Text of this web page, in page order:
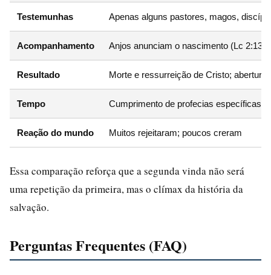
Testemunhas Apenas alguns pastores, magos,
Acompanhamento Anjos anunciam o nascimento (Lc 2:13-
Resultado Morte e ressurreição de Cristo; abertura
Tempo Cumprimento de profecias específicas
Reação do mundo Muitos rejeitaram; poucos creram
Essa comparação reforça que a segunda vinda não será
uma repetição da primeira, mas o clímax da história da
salvação.
Perguntas Frequentes (FAQ)